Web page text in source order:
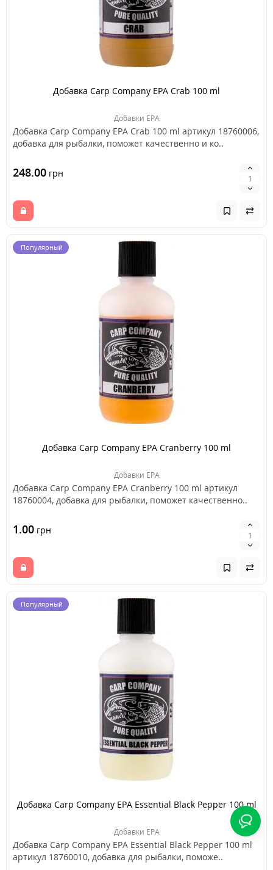
Добавка Carp Company EPA Crab 100 ml
Добавки EPA
Добавка Carp Company EPA Crab 100 ml артикул 18760006,
добавка для рыбалки, поможет качественно и ко..
248.00 грн
Популярный
Добавка Carp Company EPA Cranberry 100 ml
Добавки EPA
Добавка Carp Company EPA Cranberry 100 ml артикул
18760004, добавка для рыбалки, поможет качественно..
1.00 грн
Популярный
Добавка Carp Company EPA Essential Black Pepper 100 ml
Добавки EPA
Добавка Carp Company EPA Essential Black Pepper 100 ml
артикул 18760010, добавка для рыбалки, поможе..